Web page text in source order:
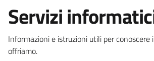
Servizi
Informazioni e istruzioni utili per conoscere
offriamo.